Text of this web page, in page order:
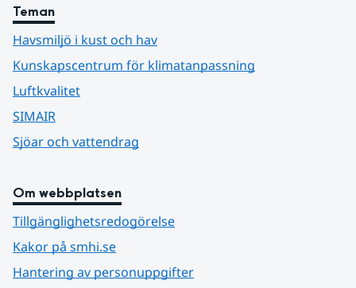
Teman
Havsmiljö i kust och hav
Kunskapscentrum för klimatanpassning
Luftkvalitet
SIMAIR
Sjöar och vattendrag
Om webbplatsen
Tillgänglighetsredogörelse
Kakor på smhi.se
Hantering av personuppgifter